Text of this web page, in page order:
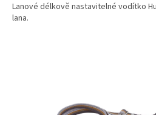
Lanové délkově nastavitelné vodítko
lana.